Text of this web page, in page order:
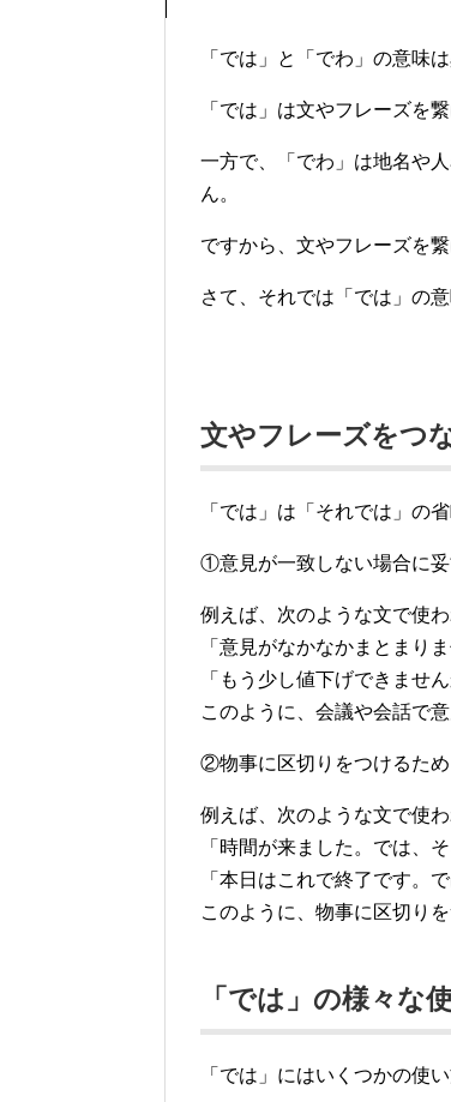
「では」と「でわ」の意味
「では」は文やフレーズを
一方で、「でわ」は地名や
ん。
ですから、文やフレーズを
さて、それでは「では」の
文やフレーズをつ
「では」は「それでは」の
①意見が一致しない場合に
例えば、次のような文で使わ
「意見がなかなかまとまり
「もう少し値下げできませ
このように、会議や会話で
②物事に区切りをつけるため
例えば、次のような文で使わ
「時間が来ました。では、
「本日はこれで終了です。
このように、物事に区切り
「では」の様々な
「では」にはいくつかの使